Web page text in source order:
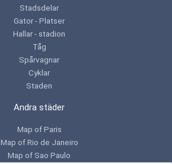
Stadsdelar
Gator - Platser
Hallar - stadion
Tåg
Spårvagnar
Cyklar
Staden
Andra städer
Map of Paris
Map of Rio de Janeiro
Map of Sao Paulo